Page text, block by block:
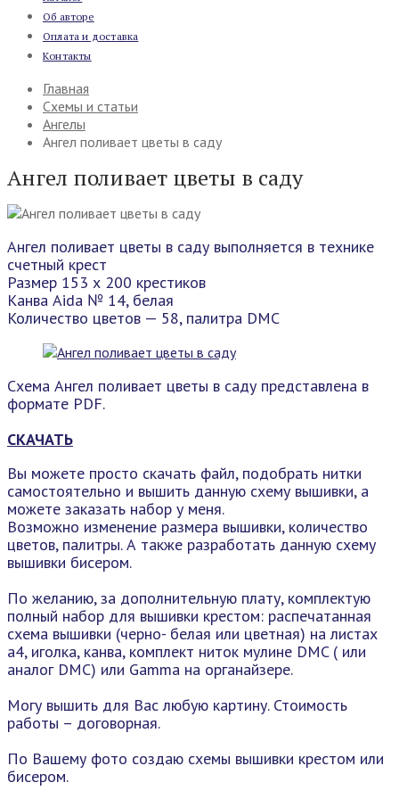
Об авторе
Оплата и доставка
Контакты
Главная
Схемы и статьи
Ангелы
Ангел поливает цветы в саду
Ангел поливает цветы в саду
Ангел поливает цветы в саду выполняется в технике
счетный крест
Размер 153 х 200 крестиков
Канва Aida № 14, белая
Количество цветов — 58, палитра DMC
Схема Ангел поливает цветы в саду представлена в
формате PDF.
СКАЧАТЬ
Вы можете просто скачать файл, подобрать нитки
самостоятельно и вышить данную схему вышивки, а
можете заказать набор у меня.
Возможно изменение размера вышивки, количество
цветов, палитры. А также разработать данную схему
вышивки бисером.
По желанию, за дополнительную плату, комплектую
полный набор для вышивки крестом: распечатанная
схема вышивки (черно- белая или цветная) на листах
а4, иголка, канва, комплект ниток мулине DMC ( или
аналог DMC) или Gamma на органайзере.
Могу вышить для Вас любую картину. Стоимость
работы – договорная.
По Вашему фото создаю схемы вышивки крестом или
бисером.